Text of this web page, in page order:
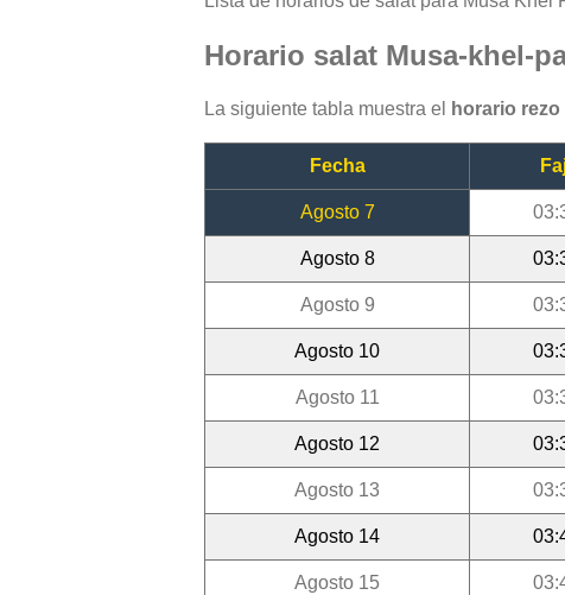
Horario salat Musa-khel-
La siguiente tabla muestra el horario
Fecha
Agosto 7
Agosto 8
Agosto 9
Agosto 10
Agosto 11
Agosto 12
Agosto 13
Agosto 14
Agosto 15